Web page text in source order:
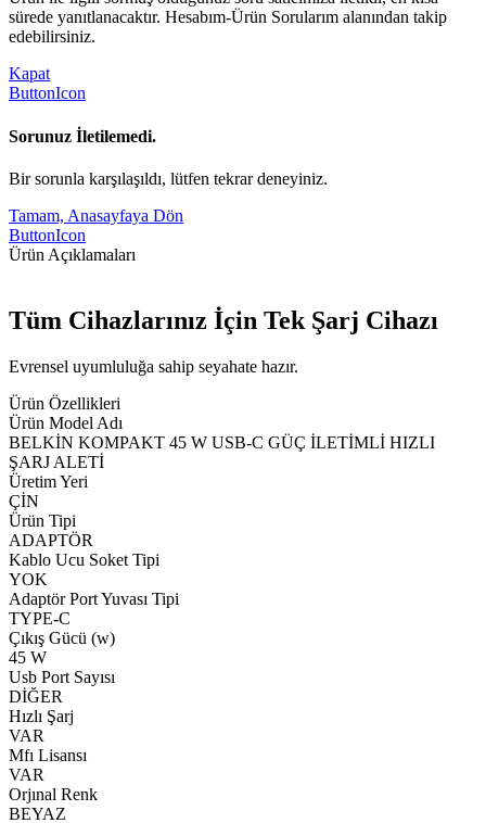
sürede yanıtlanacaktır. Hesabım-Ürün Sorularım alanından takip
edebilirsiniz.
Kapat
ButtonIcon
Sorunuz İletilemedi.
Bir sorunla karşılaşıldı, lütfen tekrar deneyiniz.
Tamam, Anasayfaya Dön
ButtonIcon
Ürün Açıklamaları
Tüm Cihazlarınız İçin Tek Şarj Cihazı
Evrensel uyumluluğa sahip seyahate hazır.
Ürün Özellikleri
Ürün Model Adı
BELKİN KOMPAKT 45 W USB-C GÜÇ İLETİMLİ HIZLI
ŞARJ ALETİ
Üretim Yeri
ÇİN
Ürün Tipi
ADAPTÖR
Kablo Ucu Soket Tipi
YOK
Adaptör Port Yuvası Tipi
TYPE-C
Çıkış Gücü (w)
45 W
Usb Port Sayısı
DİĞER
Hızlı Şarj
VAR
Mfı Lisansı
VAR
Orjınal Renk
BEYAZ